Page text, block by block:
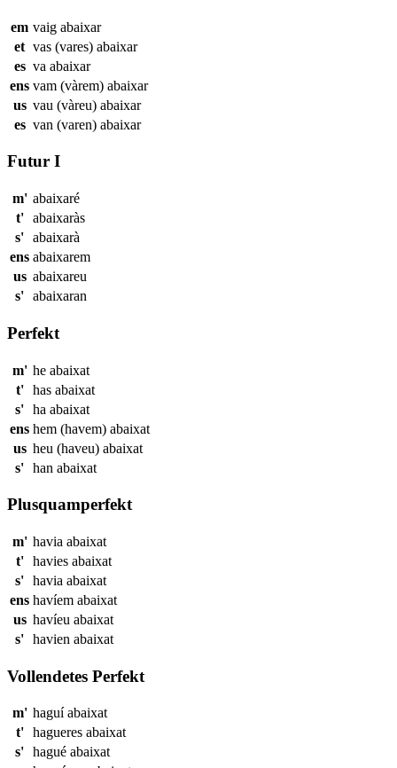
em vaig abaixar
et vas (vares) abaixar
es va abaixar
ens vam (vàrem) abaixar
us vau (vàreu) abaixar
es van (varen) abaixar
Futur I
m' abaixaré
t'
abaixaràs
s' abaixarà
ens abaixarem
us abaixareu
s' abaixaran
Perfekt
m' he abaixat
t'
has abaixat
s' ha abaixat
ens hem (havem) abaixat
us heu (haveu) abaixat
s' han abaixat
Plusquamperfekt
m' havia abaixat
t'
havies abaixat
s' havia abaixat
ens havíem abaixat
us havíeu abaixat
s' havien abaixat
Vollendetes Perfekt
m' haguíabaixat
t'
hagueres abaixat
s' hagué abaixat